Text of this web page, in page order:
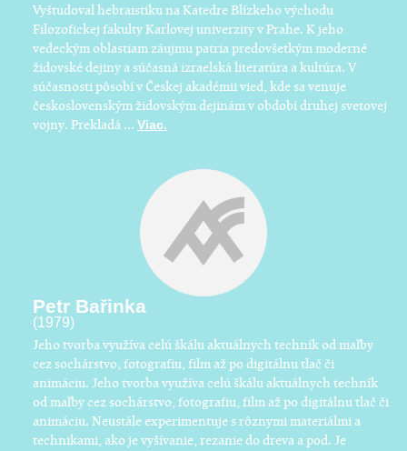
​Vyštudoval hebraistiku na Katedre Blízkeho východu
Filozofickej fakulty Karlovej univerzity v Prahe. K jeho
vedeckým oblastiam záujmu patria predovšetkým moderné
židovské dejiny a súčasná izraelská literatúra a kultúra. V
súčasnosti pôsobí v Českej akadémii vied, kde sa venuje
československým židovským dejinám v období druhej svetovej
vojny. Prekladá ...Viac.
Petr Bařinka
(1979)
Jeho tvorba využíva celú škálu aktuálnych techník od maľby
cez sochárstvo, fotografiu, film až po digitálnu tlač či
animáciu. Jeho tvorba využíva celú škálu aktuálnych techník
od maľby cez sochárstvo, fotografiu, film až po digitálnu tlač či
animáciu. Neustále experimentuje s rôznymi materiálmi a
technikami, ako je vyšívanie, rezanie do dreva a pod. Je